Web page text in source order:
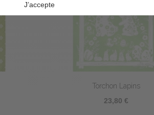
Torchon